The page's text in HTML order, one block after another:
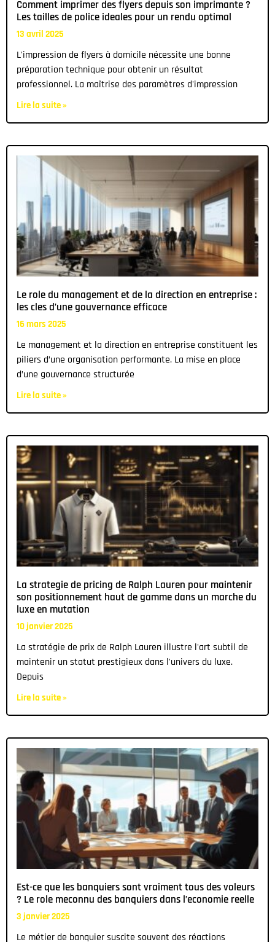
Comment imprimer des flyers depuis son imprimante ?
Les tailles de police ideales pour un rendu optimal
13 avril 2025
L'impression de flyers à domicile nécessite une bonne
préparation technique pour obtenir un résultat
professionnel. La maîtrise des paramètres d'impression
Lire la suite »
Le role du management et de la direction en entreprise :
les cles d’une gouvernance efficace
16 mars 2025
Le management et la direction en entreprise constituent les
piliers d’une organisation performante. La mise en place
d’une gouvernance structurée
Lire la suite »
La strategie de pricing de Ralph Lauren pour maintenir
son positionnement haut de gamme dans un marche du
luxe en mutation
10 janvier 2025
La stratégie de prix de Ralph Lauren illustre l'art subtil de
maintenir un statut prestigieux dans l'univers du luxe.
Depuis
Lire la suite »
Est-ce que les banquiers sont vraiment tous des voleurs
? Le role meconnu des banquiers dans l’economie reelle
3 janvier 2025
Le métier de banquier suscite souvent des réactions